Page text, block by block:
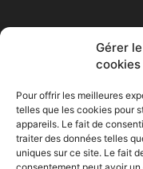
Gérer
cookies
Pour offrir les meilleures
telles que les cookies pour
appareils. Le fait de
traiter des données telles
uniques sur ce site. Le fait
Accueil Economie